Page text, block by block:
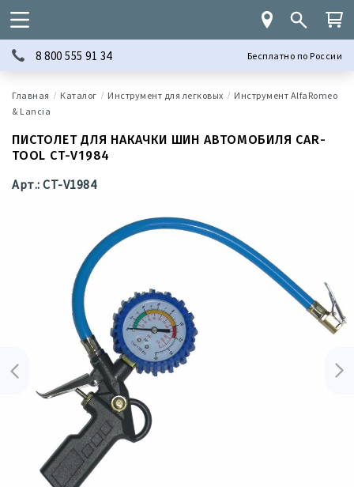
8 800 555 91 34 Бесплатно по России
Каталог Инструмент для легковых
Инструмент AlfaRomeo
& Lancia
ПИСТОЛЕТ ДЛЯ НАКАЧКИ ШИН АВТОМОБИЛЯ CAR-
TOOL CT-V1984
Арт.: CT-V1984